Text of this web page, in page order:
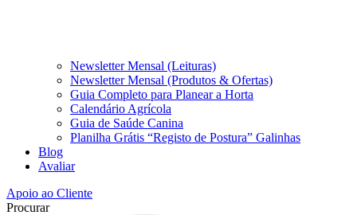
Newsletter Mensal (Leituras)
Newsletter Mensal (Produtos & Ofertas)
Guia Completo para Planear a Horta
Calendário Agrícola
Guia de Saúde Canina
Planilha Grátis “Registo de Postura” Galinhas
Blog
Avaliar
Apoio ao Cliente
Procurar